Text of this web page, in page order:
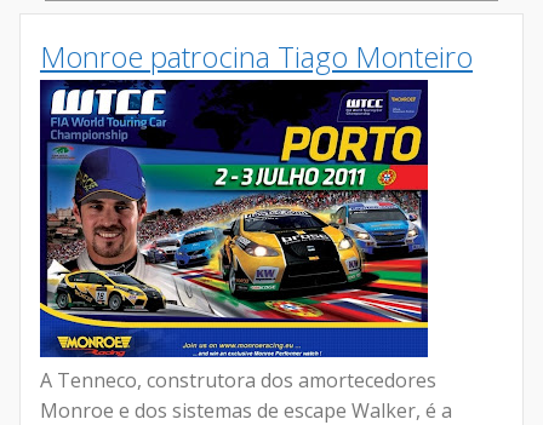
Monroe patrocina Tiago Monteiro
A Tenneco, construtora dos amortecedores
Monroe e dos sistemas de escape Walker, é a